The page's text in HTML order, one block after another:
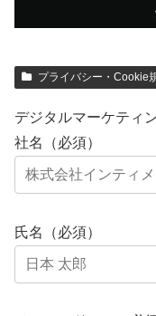
プライバシー・Cookie
デジタルマーケティ
社名（必須）
氏名（必須）